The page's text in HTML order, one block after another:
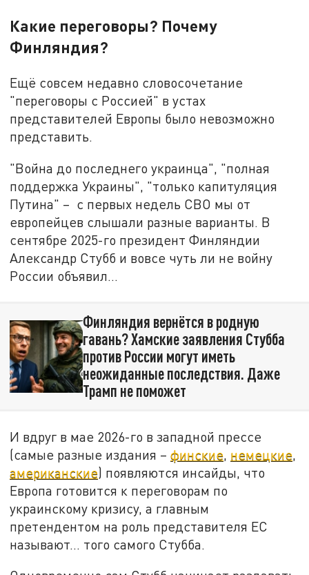
Какие переговоры? Почему
Финляндия?
Ещё совсем недавно словосочетание
"переговоры с Россией" в устах
представителей Европы было невозможно
представить.
"Война до последнего украинца", "полная
поддержка Украины", "только капитуляция
Путина" – с первых недель СВО мы от
европейцев слышали разные варианты. В
сентябре 2025-го президент Финляндии
Александр Стубб и вовсе чуть ли не войну
России объявил…
Финляндия вернётся в родную
гавань? Хамские заявления Стубба
против России могут иметь
неожиданные последствия. Даже
Трамп не поможет
И вдруг в мае 2026-го в западной прессе
(самые разные издания –финские, немецкие,
американские) появляются инсайды, что
Европа готовится к переговорам по
украинскому кризису, а главным
претендентом на роль представителя ЕС
называют... того самого Стубба.